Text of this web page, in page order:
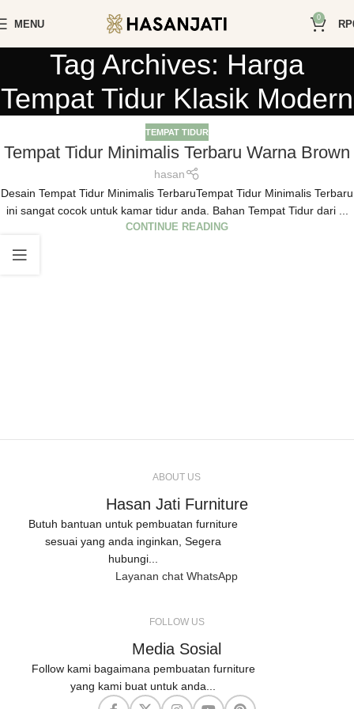
MENU
0
RP
Tag Archives: Harga
Tempat Tidur Klasik Modern
TEMPAT TIDUR
Tempat Tidur Minimalis Terbaru Warna Brown
hasan
Desain Tempat Tidur Minimalis TerbaruTempat Tidur Minimalis Terbaru
ini sangat cocok untuk kamar tidur anda. Bahan Tempat Tidur dari ...
CONTINUE READING
ABOUT US
Hasan Jati Furniture
Butuh bantuan untuk pembuatan furniture
sesuai yang anda inginkan, Segera
hubungi...
Layanan chat WhatsApp
FOLLOW US
Media Sosial
Follow kami bagaimana pembuatan furniture
yang kami buat untuk anda...